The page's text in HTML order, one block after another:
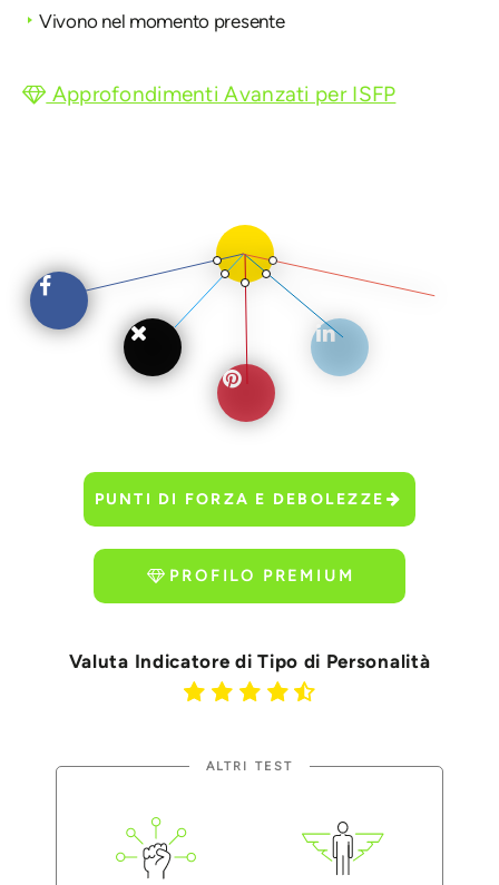
Vivono nel momento presente
Approfondimenti Avanzati per ISFP
PUNTI DI FORZA E DEBOLEZZE
PROFILO PREMIUM
Valuta Indicatore di Tipo di Personalità
ALTRI TEST